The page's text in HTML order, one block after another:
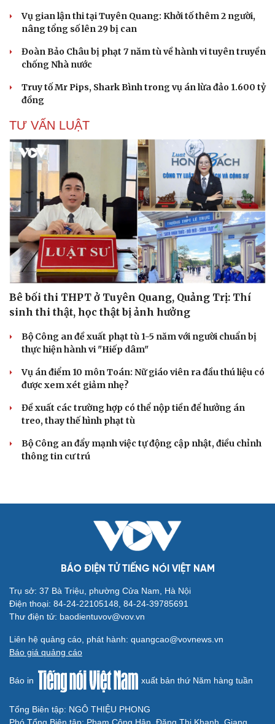
Cải chính
Vụ gian lận thi tại Tuyên Quang: Khởi tố thêm 2 người,
nâng tổng số lên 29 bị can
Đoàn Bảo Châu bị phạt 7 năm tù về hành vi tuyên truyền
chống Nhà nước
Truy tố Mr Pips, Shark Bình trong vụ án lừa đảo 1.600 tỷ
đồng
TƯ VẤN LUẬT
Bê bối thi THPT ở Tuyên Quang, Quảng Trị: Thí
sinh thi thật, học thật bị ảnh hưởng
Bộ Công an đề xuất phạt tù 1-5 năm với người chuẩn bị
thực hiện hành vi "Hiếp dâm"
Vụ án điểm 10 môn Toán: Nữ giáo viên ra đầu thú liệu có
được xem xét giảm nhẹ?
Đề xuất các trường hợp có thể nộp tiền để hưởng án
treo, thay thế hình phạt tù
Bộ Công an đẩy mạnh việc tự động cập nhật, điều chỉnh
thông tin cư trú
BÁO ĐIỆN TỬ TIẾNG NÓI VIỆT NAM
Trụ sở: 37 Bà Triệu, phường Cửa Nam, Hà Nội
Điện thoại: 84-24-22105148, 84-24-39785691
Thư điện tử: baodientuvov@vov.vn
Liên hệ quảng cáo, phát hành: quangcao@vovnews.vn
Báo giá quảng cáo
Báo in xuất bản thứ Năm hàng tuần
Tổng Biên tập: NGÔ THIỆU PHONG